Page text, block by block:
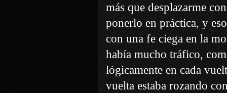
más que desplazarme
ponerlo en práctica, y
con una fe ciega en la
había mucho tráfico,
lógicamente en cada
vuelta estaba rozando